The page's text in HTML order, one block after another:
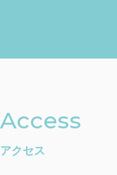
Access
アクセス